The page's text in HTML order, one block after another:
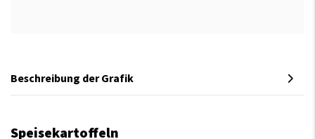
Beschreibung der Grafik
Speisekartoffeln